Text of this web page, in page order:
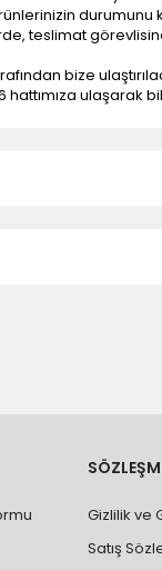
durumunu
teslimat
bize
ulaşarak
vb. hatalar
vb. ürünlerin
yaptırınız.Gizlilik ve
Satış